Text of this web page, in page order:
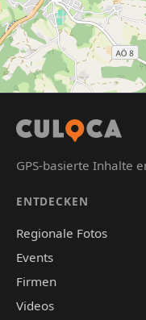
GPS-basierte Inhalte
ENTDECKEN
Regionale Fotos
Events
Firmen
Videos